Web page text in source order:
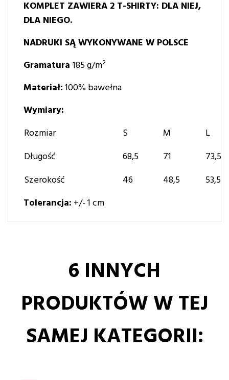
KOMPLET ZAWIERA 2 T-SHIRTY: DLA NIEJ,
DLA NIEGO.
NADRUKI SĄ WYKONYWANE W POLSCE
Gramatura 185 g/m²
Materiał:100% bawełna
Wymiary:
Rozmiar
S M
L
Długość
68,5 71
73,5
Szerokość
46 48,5
53,5
Tolerancja: +/- 1 cm
6 INNYCH
PRODUKTÓW W TEJ
SAMEJ KATEGORII: